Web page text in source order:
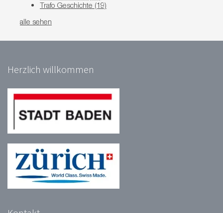
Trafo Geschichte (19)
alle sehen
Herzlich willkommen